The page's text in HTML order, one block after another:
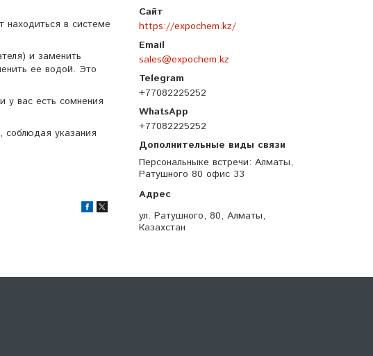
https://expochem.kz/
sales@expochem.kz
+77082225252
+77082225252
Персональныке встречи Алматы,
Ратушного 80 офис 33
ул. Ратушного, 80, Алматы,
Казахстан
в системе
и заменить
ее водой. Это
у вас есть сомнения
указания